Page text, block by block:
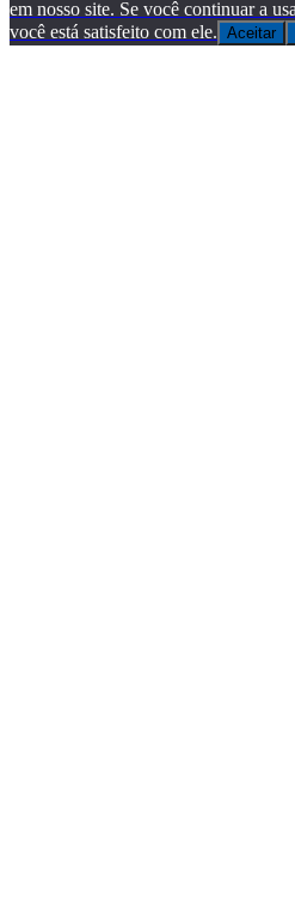
em nosso site. Se você continuar a
você está satisfeito com ele. Aceitar